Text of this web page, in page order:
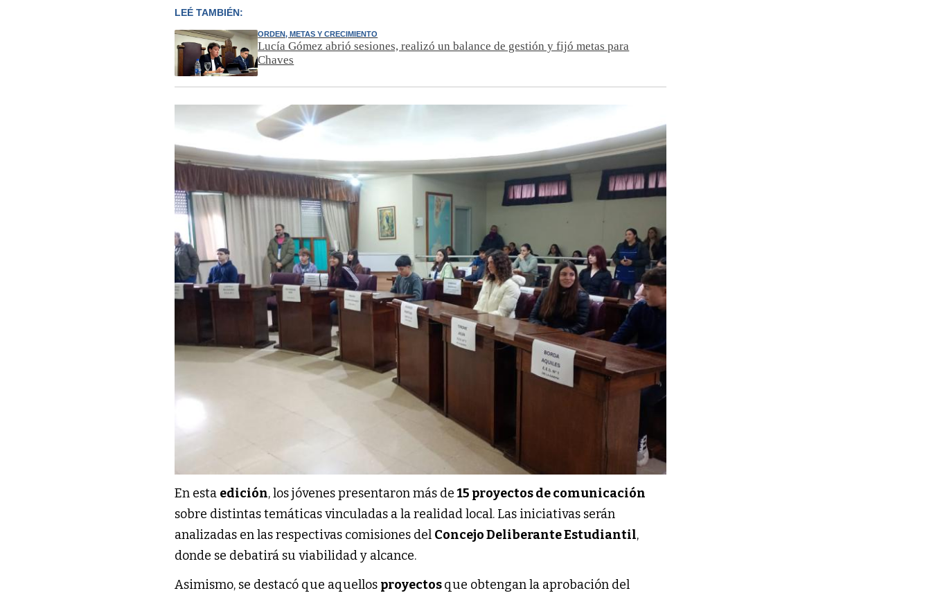
LEÉ TAMBIÉN:
ORDEN, METAS Y CRECIMIENTO
Lucía Gómez abrió sesiones, realizó un balance de gestión y fijó metas para
Chaves
En esta edición, los jóvenes presentaron más de15 proyectos de comunicación
sobre distintas temáticas vinculadas a la realidad local. Las iniciativas serán
analizadas en las respectivas comisiones del Concejo Deliberante Estudiantil,
donde se debatirá su viabilidad y alcance.
Asimismo, se destacó que aquellos proyectosque obtengan la aprobación del